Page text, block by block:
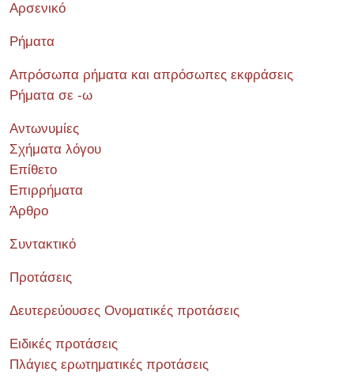
Αρσενικό
Ρήματα
Απρόσωπα ρήματα και απρόσωπες εκφράσεις
Ρήματα σε -ω
Αντωνυμίες
Σχήματα λόγου
Επίθετο
Επιρρήματα
Άρθρο
Συντακτικό
Προτάσεις
Δευτερεύουσες Ονοματικές προτάσεις
Ειδικές προτάσεις
Πλάγιες ερωτηματικές προτάσεις